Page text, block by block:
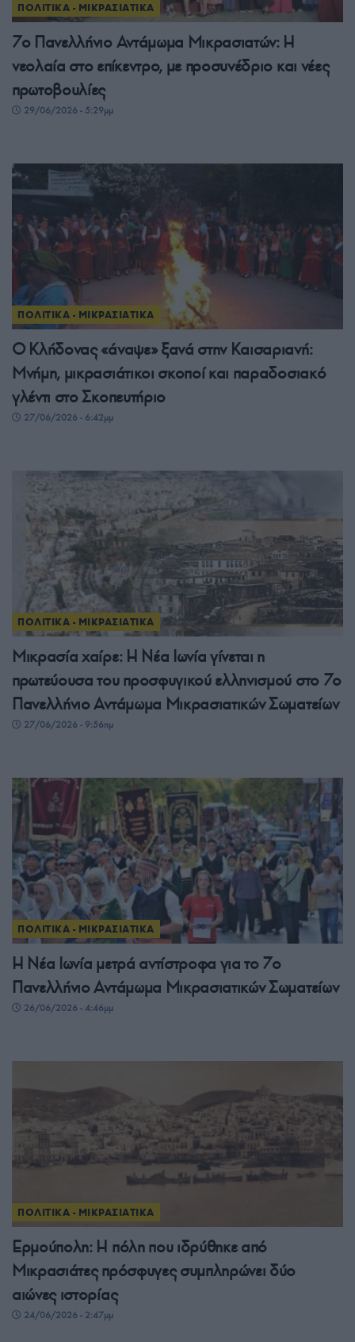
ΠΟΛΙΤΙΚΑ - ΜΙΚΡΑΣΙΑΤΙΚΑ
7ο Πανελλήνιο Αντάμωμα Μικρασιατών: Η
νεολαία στο επίκεντρο, με προσυνέδριο και νέες
πρωτοβουλίες
29/06/2026 - 5:29μμ
ΠΟΛΙΤΙΚΑ - ΜΙΚΡΑΣΙΑΤΙΚΑ
Ο Κλήδονας «άναψε» ξανά στην Καισαριανή:
Μνήμη, μικρασιάτικοι σκοποί και παραδοσιακό
γλέντι στο Σκοπευτήριο
27/06/2026 - 6:42μμ
ΠΟΛΙΤΙΚΑ - ΜΙΚΡΑΣΙΑΤΙΚΑ
Μικρασία χαίρε: Η Νέα Ιωνία γίνεται η
πρωτεύουσα του προσφυγικού ελληνισμού στο 7ο
Πανελλήνιο Αντάμωμα Μικρασιατικών Σωματείων
27/06/2026 - 9:56πμ
ΠΟΛΙΤΙΚΑ - ΜΙΚΡΑΣΙΑΤΙΚΑ
Η Νέα Ιωνία μετρά αντίστροφα για το 7ο
Πανελλήνιο Αντάμωμα Μικρασιατικών Σωματείων
26/06/2026 - 4:46μμ
ΠΟΛΙΤΙΚΑ - ΜΙΚΡΑΣΙΑΤΙΚΑ
Ερμούπολη: Η πόλη που ιδρύθηκε από
Μικρασιάτες πρόσφυγες συμπληρώνει δύο
αιώνες ιστορίας
24/06/2026 - 2:47μμ